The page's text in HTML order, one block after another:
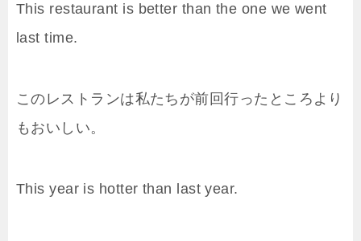
This restaurant is better than the one we went
last time.
このレストランは私たちが前回行ったところより
もおいしい。
This year is hotter than last year.